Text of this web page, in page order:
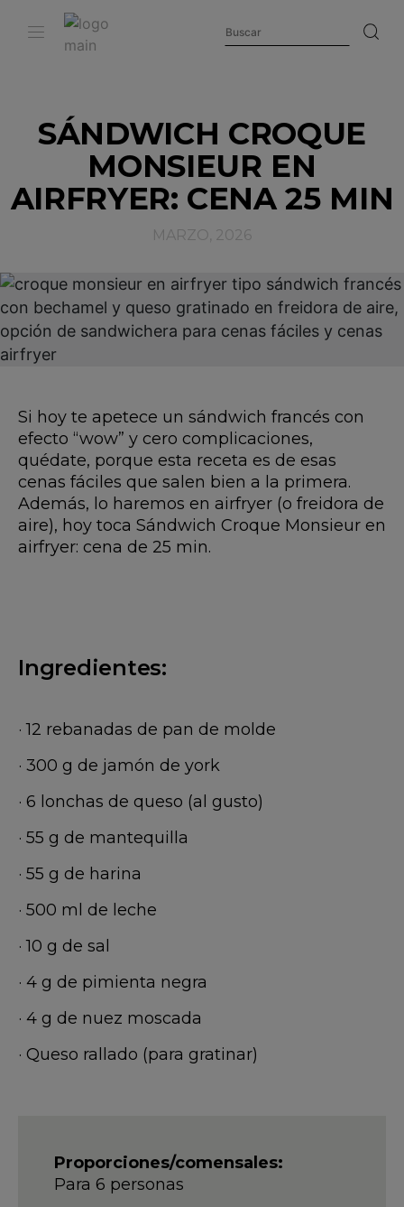
SÁNDWICH CROQUE
MONSIEUR EN
AIRFRYER: CENA 25 MIN
MARZO, 2026
Si hoy te apetece un sándwich francés con
efecto “wow” y cero complicaciones,
quédate, porque esta receta es de esas
cenas fáciles que salen bien a la primera.
Además, lo haremos en airfryer (o freidora de
aire), hoy toca Sándwich Croque Monsieur en
airfryer: cena de 25 min.
Ingredientes:
· 12 rebanadas de pan de molde
· 300 g de jamón de york
· 6 lonchas de queso (al gusto)
· 55 g de mantequilla
· 55 g de harina
· 500 ml de leche
· 10 g de sal
· 4 g de pimienta negra
· 4 g de nuez moscada
· Queso rallado (para gratinar)
Proporciones/comensales:
Para 6 personas